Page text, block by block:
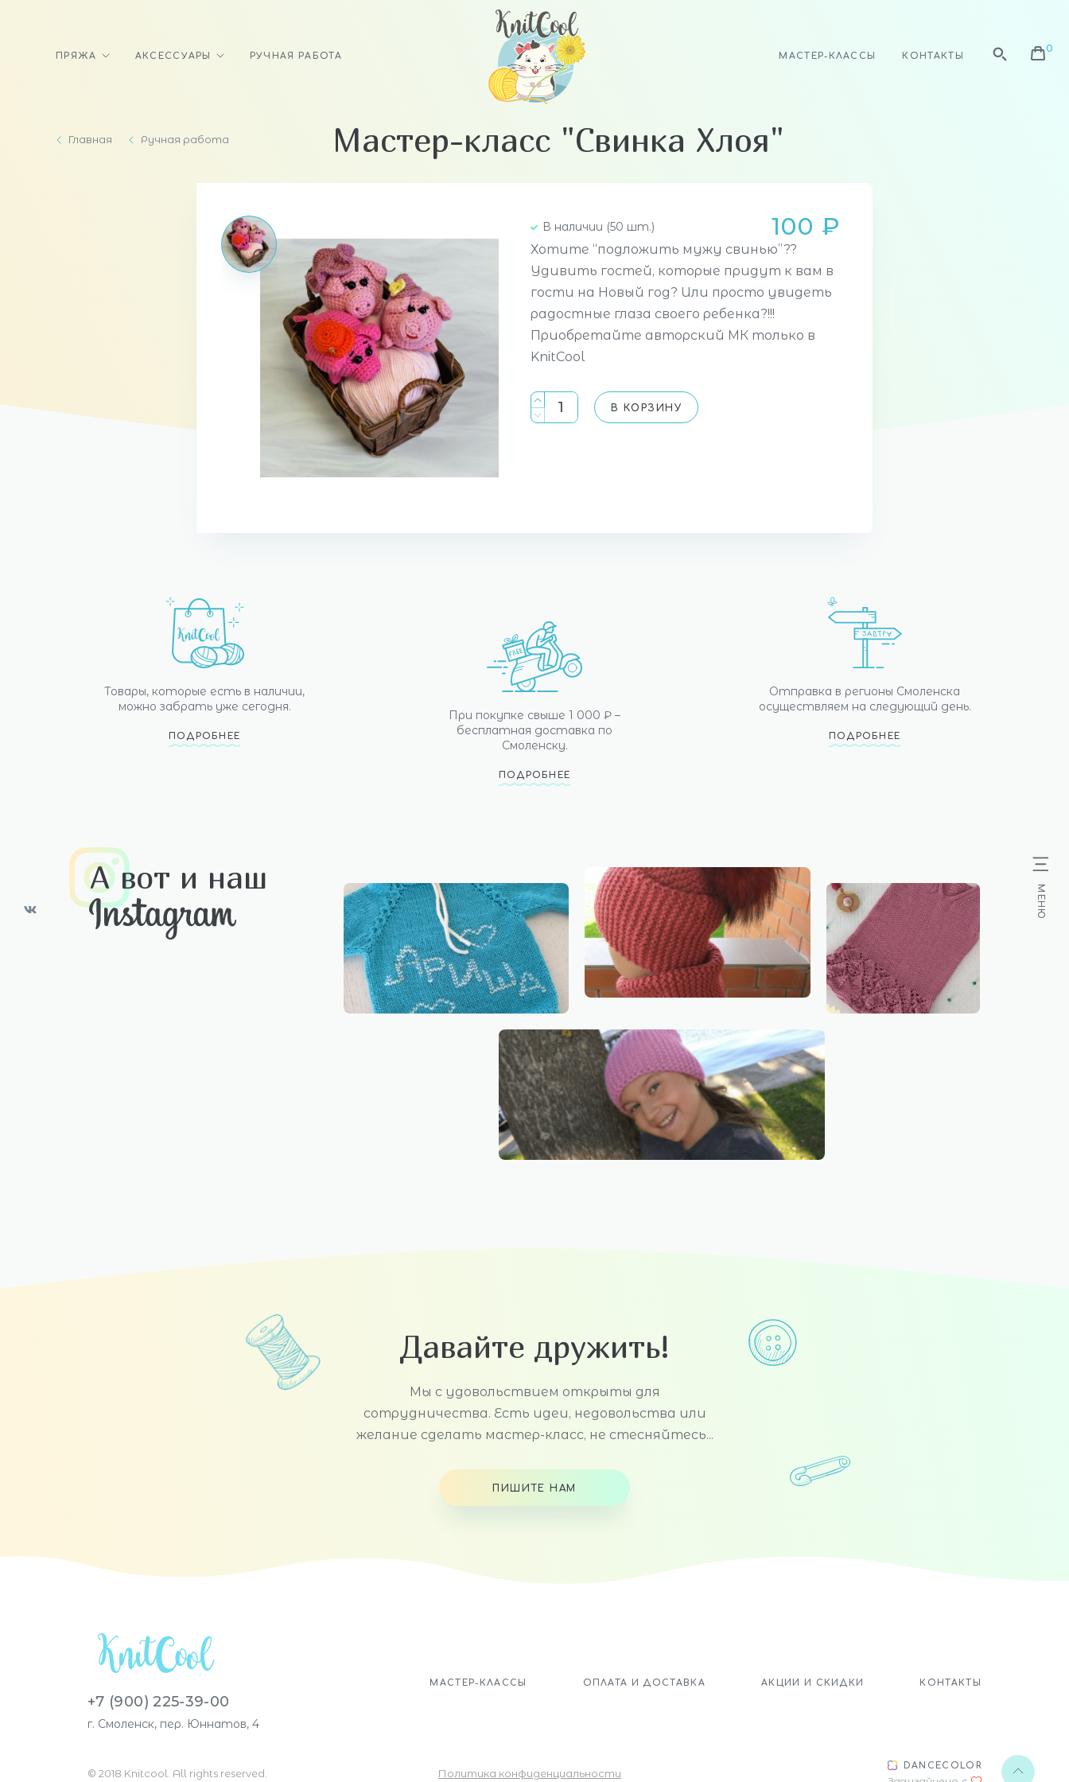
ПРЯЖА АКСЕССУАРЫ РУЧНАЯ РАБОТА МАСТЕР-КЛАССЫ КОНТАКТЫ
МЕНЮ
Главная Ручная работа Мастер-класс "Свинка Хлоя"
В наличии (50 шт.) 100 ₽
Хотите “подложить мужу свинью”??
Удивить гостей, которые придут к вам в
гости на Новый год? Или просто увидеть
радостные глаза своего ребенка?!!!
Приобретайте авторский МК только в
KnitCool
В КОРЗИНУ
Товары, которые есть в наличии,
можно забрать уже сегодня.
ПОДРОБНЕЕ
При покупке свыше 1 000 ₽ –
бесплатная доставка по
Смоленску.
ПОДРОБНЕЕ
Отправка в регионы Смоленска
осуществляем на следующий день.
ПОДРОБНЕЕ
А вот и наш
Давайте дружить!
Мы с удовольствием открыты для
сотрудничества. Есть идеи, недовольства или
желание сделать мастер-класс, не стесняйтесь...
ПИШИТЕ НАМ
+7 (900) 225-39-00
г. Смоленск, пер. Юннатов, 4
МАСТЕР-КЛАССЫ ОПЛАТА И ДОСТАВКА АКЦИИ И СКИДКИ КОНТАКТЫ
© 2018 Knitcool. All rights reserved. Политика конфиденциальности
DANCECOLOR